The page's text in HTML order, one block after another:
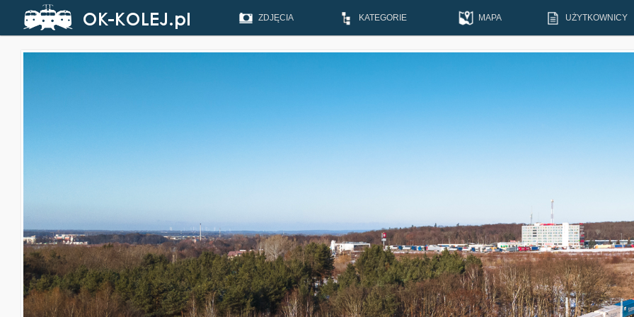
ZDJĘCIA KATEGORIE MAPA UŻYTKOWNICY